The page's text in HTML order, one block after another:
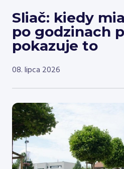
Sliač: kiedy
po godzinach
pokazuje to
08. lipca 2026